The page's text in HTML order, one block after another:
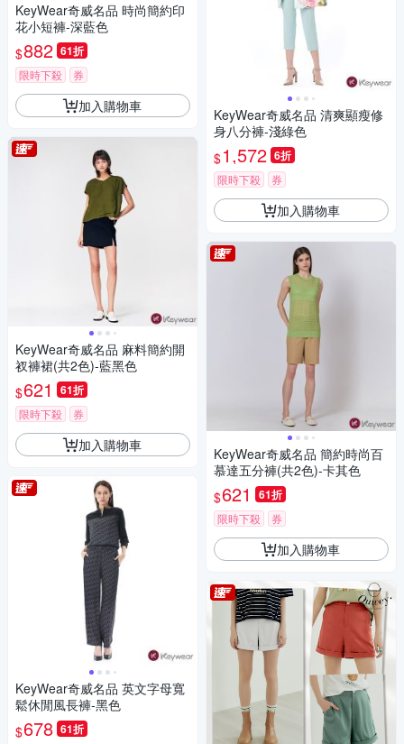
KeyWear奇威名品 時尚簡約印
花小短褲-深藍色
$882 61折
限時下殺 券
加入購物車
KeyWear奇威名品 麻料簡約開
衩褲裙(共2色)-藍黑色
$621 61折
限時下殺 券
加入購物車
KeyWear奇威名品 英文字母寬
鬆休閒風長褲-黑色
$678 61折
KeyWear奇威名品 清爽顯瘦修
身八分褲-淺綠色
$1,572 6折
限時下殺 券
加入購物車
KeyWear奇威名品 簡約時尚百
慕達五分褲(共2色)-卡其色
$621 61折
限時下殺 券
加入購物車